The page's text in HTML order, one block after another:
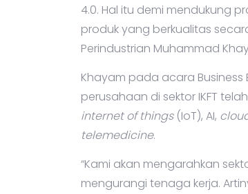
4.0. Hal itu demi mendukung
produk yang berkualitas
Perindustrian Muhammad
Khayam pada acara
perusahaan di sektor IKFT
internet of things(IoT), AI,
telemedicine.
“Kami akan mengarahkan
mengurangi tenaga kerja.